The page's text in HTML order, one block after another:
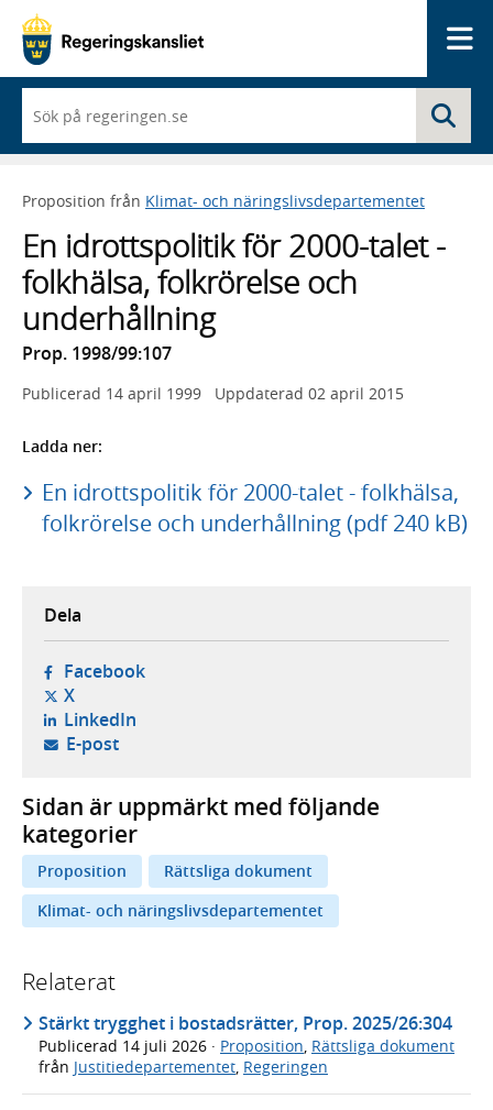
du
börjar
skriva
framträder
lista
med
sökförslag
Proposition från Klimat- och näringslivsdepartementet
En idrottspolitik för 2000-talet -
folkhälsa, folkrörelse och
underhållning
Prop. 1998/99:107
Publicerad 14 april 1999 Uppdaterad 02 april 2015
Ladda ner:
En idrottspolitik för 2000-talet - folkhälsa,
folkrörelse och underhållning (pdf 240 kB)
Dela
Facebook- öppnas i ny flik, extern webbplats,
X- öppnas i ny flik, extern webbplats,
LinkedIn- öppnas i ny flik, extern webbplats,
E-post- öppnar din e-postklient,
Sidan är uppmärkt med följande
kategorier
Proposition
Rättsliga dokument
Klimat- och näringslivsdepartementet
Relaterat
Stärkt trygghet i bostadsrätter, Prop. 2025/26:304
Publicerad 14 juli 2026 · Proposition, Rättsliga dokument
från Justitiedepartementet, Regeringen